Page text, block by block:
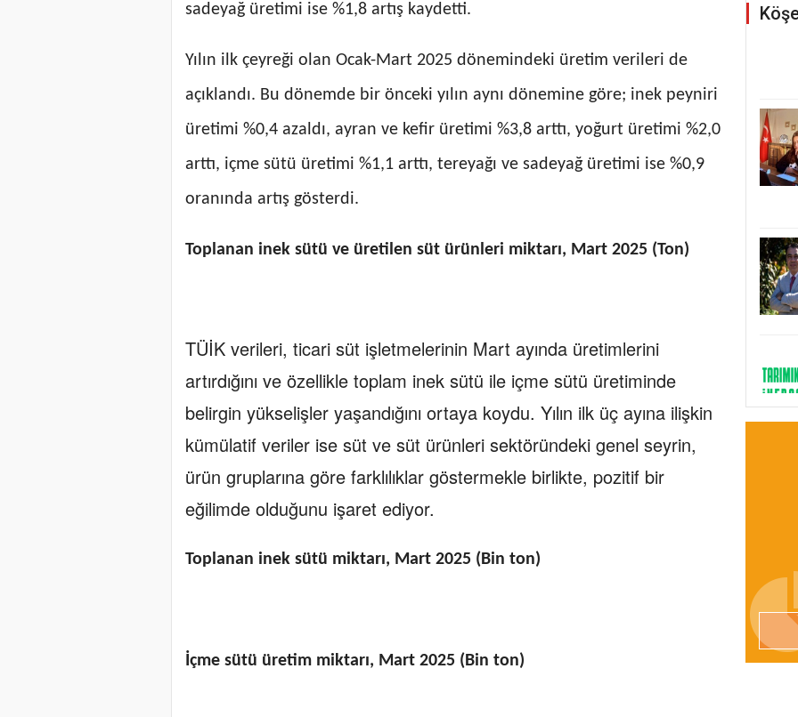
sadeyağ üretimi ise %1,8 artış kaydetti.
Yılın ilk çeyreği olan Ocak-Mart 2025 dönemindeki üretim verileri de
açıklandı. Bu dönemde bir önceki yılın aynı dönemine göre; inek peyniri
üretimi %0,4 azaldı, ayran ve kefir üretimi %3,8 arttı, yoğurt üretimi %2,0
arttı, içme sütü üretimi %1,1 arttı, tereyağı ve sadeyağ üretimi ise %0,9
oranında artış gösterdi.
Toplanan inek sütü ve üretilen süt ürünleri miktarı, Mart 2025 (Ton)
TÜİK verileri, ticari süt işletmelerinin Mart ayında üretimlerini
artırdığını ve özellikle toplam inek sütü ile içme sütü üretiminde
belirgin yükselişler yaşandığını ortaya koydu. Yılın ilk üç ayına ilişkin
kümülatif veriler ise süt ve süt ürünleri sektöründeki genel seyrin,
ürün gruplarına göre farklılıklar göstermekle birlikte, pozitif bir
eğilimde olduğunu işaret ediyor.
Toplanan inek sütü miktarı, Mart 2025 (Bin ton)
İçme sütü üretim miktarı, Mart 2025 (Bin ton)